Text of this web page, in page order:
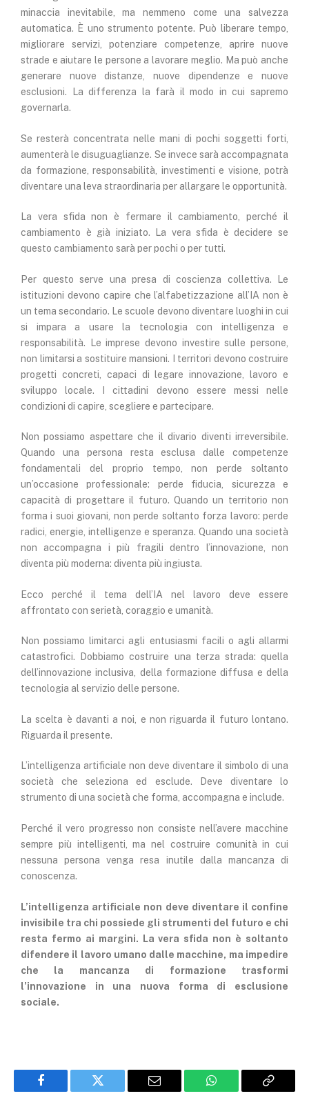
minaccia inevitabile, ma nemmeno come una salvezza
automatica. È uno strumento potente. Può liberare tempo,
migliorare servizi, potenziare competenze, aprire nuove
strade e aiutare le persone a lavorare meglio. Ma può anche
generare nuove distanze, nuove dipendenze e nuove
esclusioni. La differenza la farà il modo in cui sapremo
governarla.
Se resterà concentrata nelle mani di pochi soggetti forti,
aumenterà le disuguaglianze. Se invece sarà accompagnata
da formazione, responsabilità, investimenti e visione, potrà
diventare una leva straordinaria per allargare le opportunità.
La vera sfida non è fermare il cambiamento, perché il
cambiamento è già iniziato. La vera sfida è decidere se
questo cambiamento sarà per pochi o per tutti.
Per questo serve una presa di coscienza collettiva. Le
istituzioni devono capire che l’alfabetizzazione all’IA non è
un tema secondario. Le scuole devono diventare luoghi in cui
si impara a usare la tecnologia con intelligenza e
responsabilità. Le imprese devono investire sulle persone,
non limitarsi a sostituire mansioni. I territori devono costruire
progetti concreti, capaci di legare innovazione, lavoro e
sviluppo locale. I cittadini devono essere messi nelle
condizioni di capire, scegliere e partecipare.
Non possiamo aspettare che il divario diventi irreversibile.
Quando una persona resta esclusa dalle competenze
fondamentali del proprio tempo, non perde soltanto
un’occasione professionale: perde fiducia, sicurezza e
capacità di progettare il futuro. Quando un territorio non
forma i suoi giovani, non perde soltanto forza lavoro: perde
radici, energie, intelligenze e speranza. Quando una società
non accompagna i più fragili dentro l’innovazione, non
diventa più moderna: diventa più ingiusta.
Ecco perché il tema dell’IA nel lavoro deve essere
affrontato con serietà, coraggio e umanità.
Non possiamo limitarci agli entusiasmi facili o agli allarmi
catastrofici. Dobbiamo costruire una terza strada: quella
dell’innovazione inclusiva, della formazione diffusa e della
tecnologia al servizio delle persone.
La scelta è davanti a noi, e non riguarda il futuro lontano.
Riguarda il presente.
L’intelligenza artificiale non deve diventare il simbolo di una
società che seleziona ed esclude. Deve diventare lo
strumento di una società che forma, accompagna e include.
Perché il vero progresso non consiste nell’avere macchine
sempre più intelligenti, ma nel costruire comunità in cui
nessuna persona venga resa inutile dalla mancanza di
conoscenza.
L’intelligenza artificiale non deve diventare il confine
invisibile tra chi possiede gli strumenti del futuro e chi
resta fermo ai margini. La vera sfida non è soltanto
difendere il lavoro umano dalle macchine, ma impedire
che la mancanza di formazione trasformi
l’innovazione in una nuova forma di esclusione
sociale.
Facebook Twitter Email WhatsApp Copy